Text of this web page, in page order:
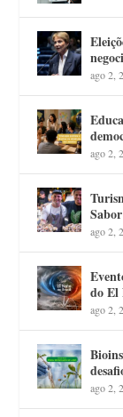
ago 2,
ago 2,
ago 2,
do El
ago 2,
ago 2,